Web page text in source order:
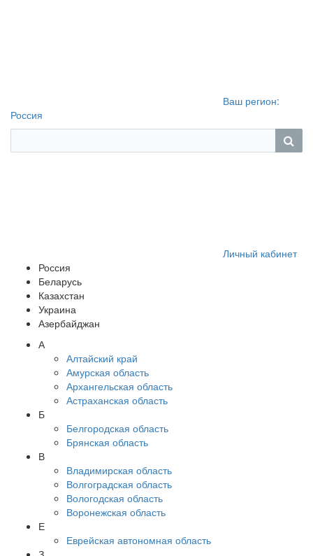
Ваш регион:
Россия
Личный кабинет
Россия
Беларусь
Казахстан
Украина
Азербайджан
А
Алтайский край
Амурская область
Архангельская область
Астраханская область
Б
Белгородская область
Брянская область
В
Владимирская область
Волгоградская область
Вологодская область
Воронежская область
Е
Еврейская автономная область